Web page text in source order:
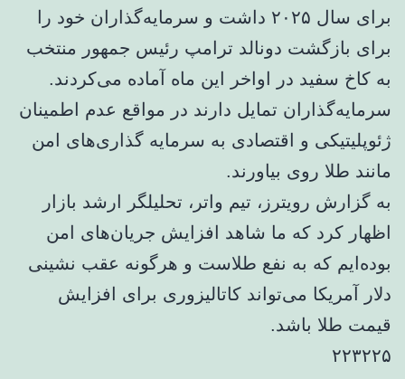
برای سال ۲۰۲۵ داشت و سرمایه‌گذاران خود را
برای بازگشت دونالد ترامپ رئیس جمهور منتخب
به کاخ سفید در اواخر این ماه آماده می‌کردند.
سرمایه‌گذاران تمایل دارند در مواقع عدم اطمینان
ژئوپلیتیکی و اقتصادی به سرمایه گذاری‌های امن
مانند طلا روی بیاورند.
به گزارش رویترز، تیم واتر، تحلیلگر ارشد بازار
اظهار کرد که ما شاهد افزایش جریان‌های امن
بوده‌ایم که به نفع طلاست و هرگونه عقب نشینی
دلار آمریکا می‌تواند کاتالیزوری برای افزایش
قیمت طلا باشد.
۲۲۳۲۲۵